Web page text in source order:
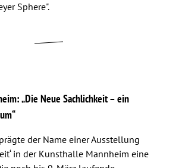
Sphere".
„Die Neue Sachlichkeit – ein
der Name einer Ausstellung
in der Kunsthalle Mannheim eine